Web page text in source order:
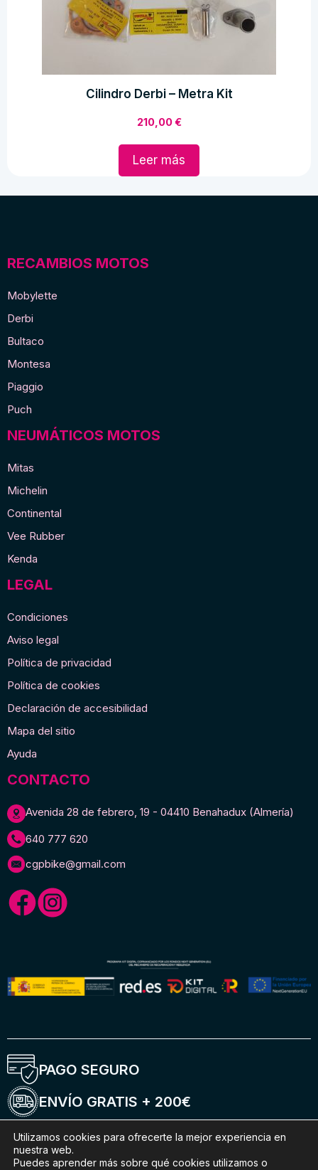
Cilindro Derbi – Metra Kit
210,00€
Leer más
RECAMBIOS MOTOS
Mobylette
Derbi
Bultaco
Montesa
Piaggio
Puch
NEUMÁTICOS MOTOS
Mitas
Michelin
Continental
Vee Rubber
Kenda
LEGAL
Condiciones
Aviso legal
Política de privacidad
Política de cookies
Declaración de accesibilidad
Mapa del sitio
Ayuda
CONTACTO
Avenida 28 de febrero, 19 - 04410 Benahadux (Almería)
640 777 620
cgpbike@gmail.com
PAGO SEGURO
ENVÍO GRATIS + 200€
ENTREGA 5-6 DÍAS
ENVÍOS INTERNACIONALES
Utilizamos cookies para ofrecerte la mejor experiencia en
nuestra web.
Puedes aprender más sobre qué cookies utilizamos o